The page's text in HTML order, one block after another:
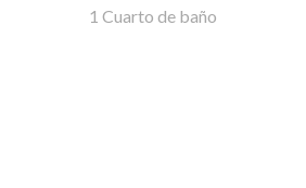
1 Cuarto de baño